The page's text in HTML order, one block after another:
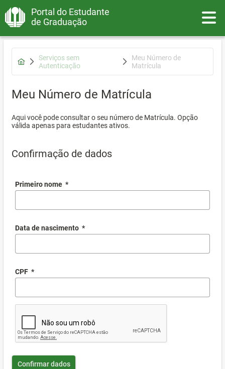
Portal do Estudante
de Graduação
Serviços sem
Autenticação
Meu Número de
Matrícula
Meu Número de Matrícula
Aqui você pode consultar o seu número de Matrícula. Opção
válida apenas para estudantes ativos.
Confirmação de dados
Primeiro nome *
Data de nascimento *
CPF *
Confirmar dados